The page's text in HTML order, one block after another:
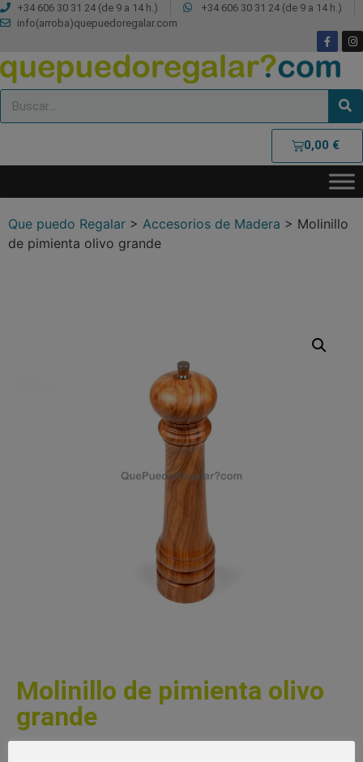
+34 606 30 31 24 (de 9 a 14 h.)
+34 606 30 31 24 (de 9 a 14 h.)
info(arroba)quepuedoregalar.com
0,00 €
Que puedo Regalar > Accesorios de Madera > Molinillo
de pimienta olivo grande
Molinillo de pimienta olivo
grande